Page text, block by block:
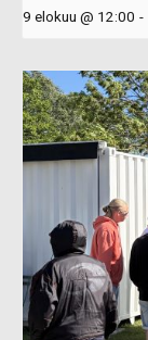
9 elokuu @ 12:00 -